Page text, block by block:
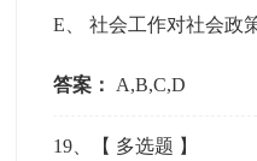
E 、社会工作对社会政
答案： A,B,C,D
19 、【 多选题 】